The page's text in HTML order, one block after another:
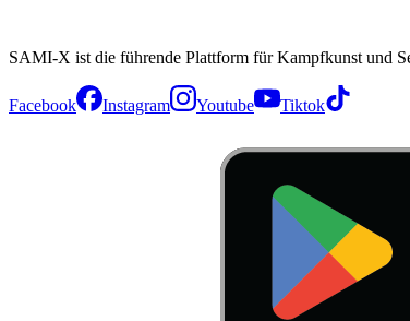
SAMI-X ist die führende Plattform für Kampfkunst und
Facebook Instagram Youtube Tiktok